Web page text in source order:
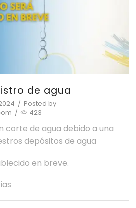
de agua
/ Posted by
/ 423
corte de agua debido a una
depósitos de agua
en breve.